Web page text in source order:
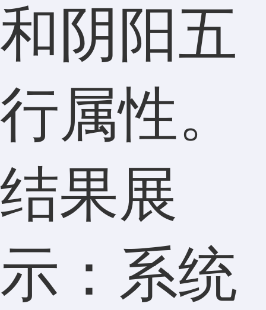
和阴阳五
行属性。
结果展
示：系统